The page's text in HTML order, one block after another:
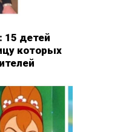
15 детей
которых